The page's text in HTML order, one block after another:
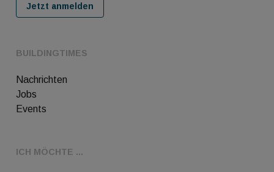
BUILDINGTIMES
Nachrichten
Jobs
Events
ICH MÖCHTE ...
Jetzt anmelden